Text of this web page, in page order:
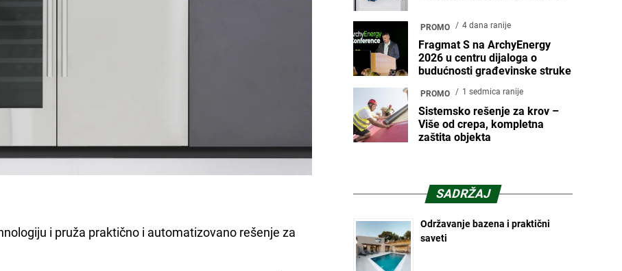
i pruža praktično i automatizovano rešenje za
PROMO 4 dana ranije
Fragmat S na ArchyEnergy
2026 u centru dijaloga o
budućnosti građevinske struke
PROMO 1 sedmica ranije
Sistemsko rešenje za krov –
Više od crepa, kompletna
zaštita objekta
SADRŽAJ
Održavanje bazena i praktični
saveti